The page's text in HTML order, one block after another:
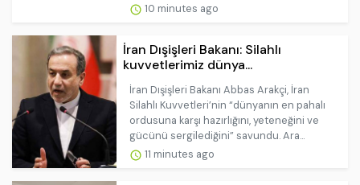
10 minutes ago
İran Dışişleri Bakanı: Silahlı
kuvvetlerimiz dünya...
İran Dışişleri Bakanı Abbas Arakçi, İran
Silahlı Kuvvetleri’nin “dünyanın en pahalı
ordusuna karşı hazırlığını, yeteneğini ve
gücünü sergilediğini” savundu. Ara...
11 minutes ago